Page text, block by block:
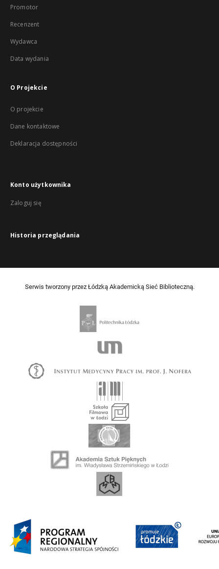
Promotor
Recenzent
Wydawca
Data wydania
O Projekcie
O projekcie
Dane kontaktowe
Deklaracja dostępności
Konto użytkownika
Zaloguj się
Historia przeglądania
Serwis tworzony przez Łódzką Akademicką Sieć Biblioteczną.